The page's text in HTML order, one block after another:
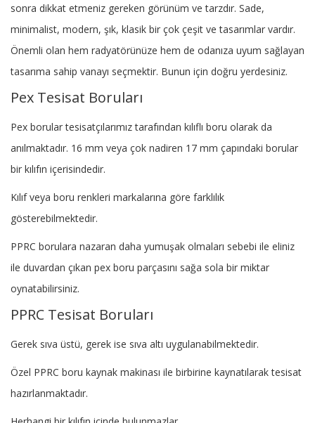
sonra dikkat etmeniz gereken görünüm ve tarzdır. Sade,
minimalist, modern, şık, klasik bir çok çeşit ve tasarımlar vardır.
Önemli olan hem radyatörünüze hem de odanıza uyum sağlayan
tasarıma sahip vanayı seçmektir. Bunun için doğru yerdesiniz.
Pex Tesisat Boruları
Pex borular tesisatçılarımız tarafından kılıflı boru olarak da
anılmaktadır. 16 mm veya çok nadiren 17 mm çapındaki borular
bir kılıfın içerisindedir.
Kılıf veya boru renkleri markalarına göre farklılık
gösterebilmektedir.
PPRC borulara nazaran daha yumuşak olmaları sebebi ile eliniz
ile duvardan çıkan pex boru parçasını sağa sola bir miktar
oynatabilirsiniz.
PPRC Tesisat Boruları
Gerek sıva üstü, gerek ise sıva altı uygulanabilmektedir.
Özel PPRC boru kaynak makinası ile birbirine kaynatılarak tesisat
hazırlanmaktadır.